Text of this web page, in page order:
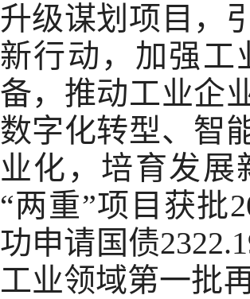
升级谋划项目，
新行动，加强工
备，推动工业企
数字化转型、智
业化，培育发展
“两重”项目获批
功申请国债
工业领域第一批